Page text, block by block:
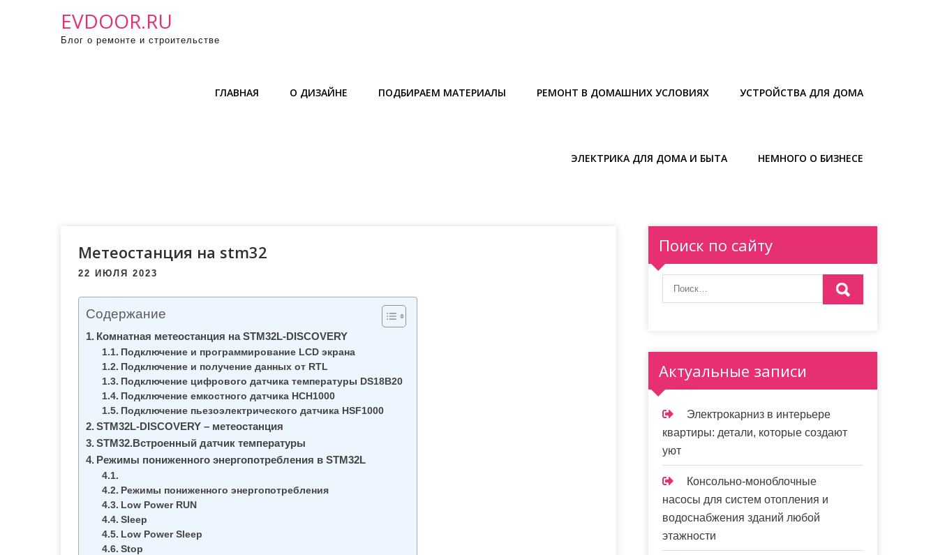
EVDOOR.RU
Блог о ремонте и строительстве
ГЛАВНАЯ О ДИЗАЙНЕ ПОДБИРАЕМ МАТЕРИАЛЫ РЕМОНТ В ДОМАШНИХ УСЛОВИЯХ УСТРОЙСТВА ДЛЯ ДОМА
ЭЛЕКТРИКА ДЛЯ ДОМА И БЫТА НЕМНОГО О БИЗНЕСЕ
Метеостанция на stm32
22 ИЮЛЯ 2023
Содержание
Комнатная метеостанция на STM32L-DISCOVERY
Подключение и программирование LCD экрана
Подключение и получение данных от RTL
Подключение цифрового датчика температуры DS18B20
Подключение емкостного датчика HCH1000
Подключение пьезоэлектрического датчика HSF1000
STM32L-DISCOVERY – метеостанция
STM32.Встроенный датчик температуры
Режимы пониженного энергопотребления в STM32L
Режимы пониженного энергопотребления
Low Power RUN
Sleep
Low Power Sleep
Stop
Поиск по сайту
Актуальные записи
Электрокарниз в интерьере
квартиры: детали, которые создают
уют
Консольно-моноблочные
насосы для систем отопления и
водоснабжения зданий любой
этажности